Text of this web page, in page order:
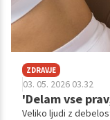
ZDRAVJE
03. 05. 2026 03.32
'Delam vse
Veliko ljudi z